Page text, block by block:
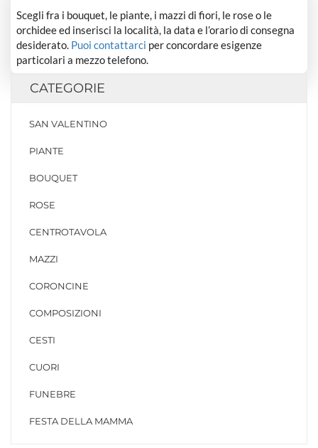
Scegli fra i bouquet, le piante, i mazzi di fiori, le rose o le
orchidee ed inserisci la località, la data e l’orario di consegna
desiderato. Puoi contattarci per concordare esigenze
particolari a mezzo telefono.
CATEGORIE
SAN VALENTINO
PIANTE
BOUQUET
ROSE
CENTROTAVOLA
MAZZI
CORONCINE
COMPOSIZIONI
CESTI
CUORI
FUNEBRE
FESTA DELLA MAMMA